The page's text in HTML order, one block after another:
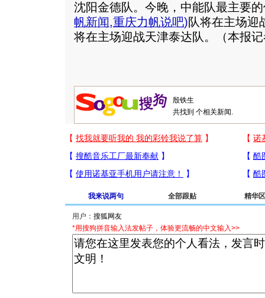
沈阳金德队。今晚，中能队最主要
帆新闻,重庆力帆说吧)队将在主场迎
将在主场迎战天津泰达队。（本报
共找到 个相关新闻.
我来说两句 全部跟贴 精华区
用户：
*用搜狗拼音输入法发帖子，体验更流畅的中文输入>>